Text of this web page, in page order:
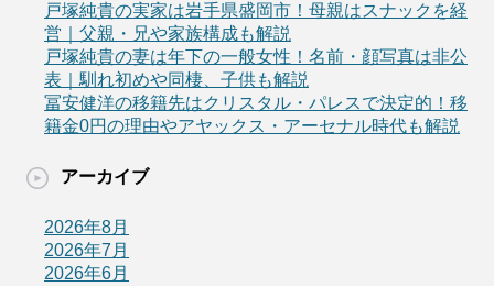
戸塚純貴の実家は岩手県盛岡市！母親はスナックを経
営｜父親・兄や家族構成も解説
戸塚純貴の妻は年下の一般女性！名前・顔写真は非公
表｜馴れ初めや同棲、子供も解説
冨安健洋の移籍先はクリスタル・パレスで決定的！移
籍金0円の理由やアヤックス・アーセナル時代も解説
アーカイブ
2026年8月
2026年7月
2026年6月